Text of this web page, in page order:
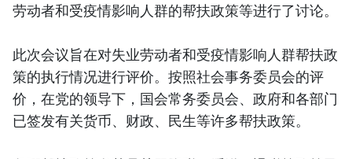
劳动者和受疫情影响人群的帮扶政策等进行了讨论。
此次会议旨在对失业劳动者和受疫情影响人群帮扶政
策的执行情况进行评价。按照社会事务委员会的评
价，在党的领导下，国会常务委员会、政府和各部门
已签发有关货币、财政、民生等许多帮扶政策。